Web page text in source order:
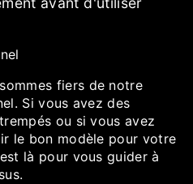
fiers de notre
Si vous avez des
ou si vous avez
le bon modèle pour votre
là pour vous guider à